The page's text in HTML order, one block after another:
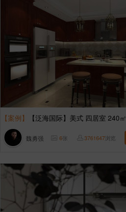
【案例】 【泛海国际】美式 四居室 240㎡
魏勇强 6张 3761647浏览